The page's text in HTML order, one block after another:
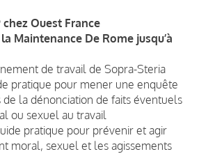
chez Ouest France
Maintenance De Rome jusqu’à
de travail de Sopra-Steria
pratique pour mener une enquête
la dénonciation de faits éventuels
ou sexuel au travail
pratique pour prévenir et agir
moral, sexuel et les agissements